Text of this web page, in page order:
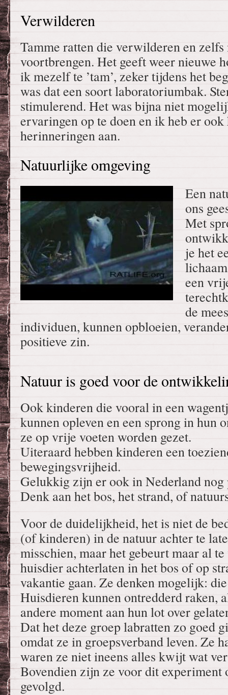
Verwilderen
Tamme ratten die verwilderen en zelfs
voortbrengen. Het geeft weer nieuwe
ik mezelf te ’tam’, zeker tijdens het
was dat een soort laboratoriumbak.
stimulerend. Het was bijna niet
ervaringen op te doen en ik heb er
herinneringen aan.
Natuurlijke omgeving
Een
ons
Met
je het
een
de
individuen, kunnen opbloeien,
positieve zin.
Natuur is goed voor de
Ook kinderen die vooral in een
kunnen opleven en een sprong in hun
ze op vrije voeten worden gezet.
Uiteraard hebben kinderen een
bewegingsvrijheid.
Gelukkig zijn er ook in Nederland nog
Denk aan het bos, het strand, of
Voor de duidelijkheid, het is niet de
(of kinderen) in de natuur achter te
misschien, maar het gebeurt maar al
huisdier achterlaten in het bos of op
vakantie gaan. Ze denken mogelijk:
Huisdieren kunnen ontredderd raken,
andere moment aan hun lot over
Dat het deze groep labratten zo goed
omdat ze in groepsverband leven. Ze
waren ze niet ineens alles kwijt wat
Bovendien zijn ze voor dit experiment
gevolgd.